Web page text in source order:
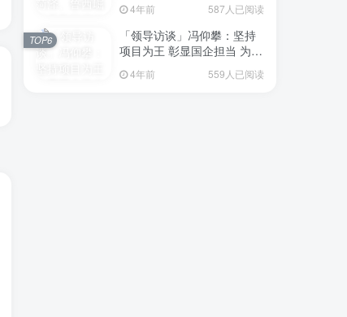
意见稿）政策分析研判会议
4年前 587人已阅读
「领导访谈」冯仰攀：坚持
项目为王 彰显国企担当 为全
点项目建设贡献“交发力量”
4年前 559人已阅读
TOP6